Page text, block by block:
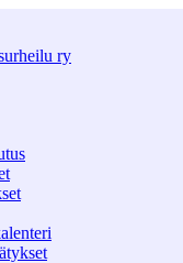
ry